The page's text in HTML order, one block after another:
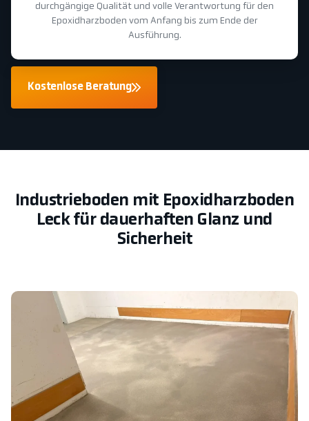
durchgängige Qualität und volle Verantwortung für den
Epoxidharzboden vom Anfang bis zum Ende der
Ausführung.
Kostenlose Beratung
Industrieboden mit Epoxidharzboden
Leck für dauerhaften Glanz und
Sicherheit